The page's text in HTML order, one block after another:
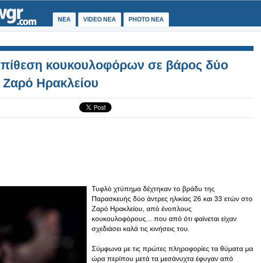
ΝΕΑ VIDEO NEA PHOTO NEA
κουκουλοφόρων σε βάρος δύο
Ηρακλείου
Τυφλό χτύπημα δέχτηκαν το βράδυ της
Παρασκευής δύο άντρες ηλικίας 26 και 33 ετών στο
Ζαρό Ηρακλείου, από ένοπλους
κουκουλοφόρους... που από ότι φαίνεται είχαν
σχεδιάσει καλά τις κινήσεις του.
Σύμφωνα με τις πρώτες πληροφορίες τα θύματα μα
ώρα περίπου μετά τα μεσάνυχτα έφυγαν από